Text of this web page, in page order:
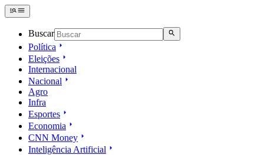
Buscar
Política
Eleições
Internacional
Nacional
Agro
Infra
Esportes
Economia
CNN Money
Inteligência Artificial